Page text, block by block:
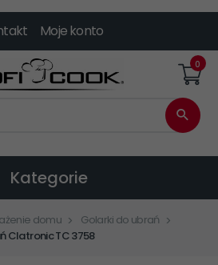
Moje konto
0
Kategorie
domu
Golarki do ubrań
Clatronic TC 3758